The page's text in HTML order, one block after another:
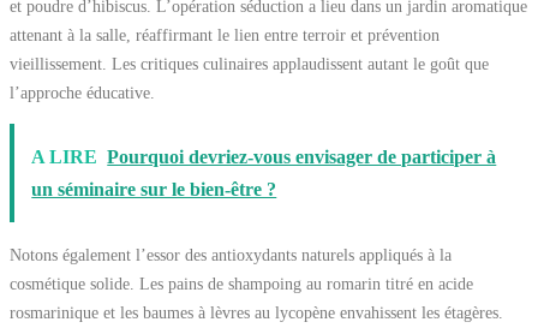
et poudre d’hibiscus. L’opération séduction a lieu dans un jardin aromatique
attenant à la salle, réaffirmant le lien entre terroir et prévention
vieillissement. Les critiques culinaires applaudissent autant le goût que
l’approche éducative.
A LIRE Pourquoi devriez-vous envisager de participer à
un séminaire sur le bien-être ?
Notons également l’essor des antioxydants naturels appliqués à la
cosmétique solide. Les pains de shampoing au romarin titré en acide
rosmarinique et les baumes à lèvres au lycopène envahissent les étagères.